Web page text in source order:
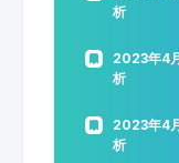
析
2023年4
析
2023年4
析